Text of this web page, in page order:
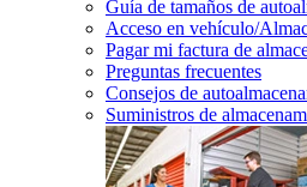
Guía de tamaños de
Acceso en vehículo/
Pagar mi factura de
Preguntas frecuentes
Consejos de
Suministros de